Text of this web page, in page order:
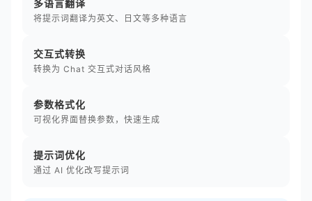
多语言翻译
将提示词翻译为英文、日文等多种语言
交互式转换
转换为 Chat 交互式对话风格
参数格式化
可视化界面替换参数，快速生成
提示词优化
通过 AI 优化改写提示词